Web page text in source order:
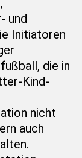
und
Initiatoren
die in
Kind-
nicht
auch